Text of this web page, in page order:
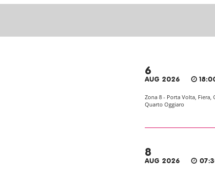
6
AUG 2026
Zona 8 - Porta Volta, Fiera,
Quarto Oggiaro
8
AUG 2026